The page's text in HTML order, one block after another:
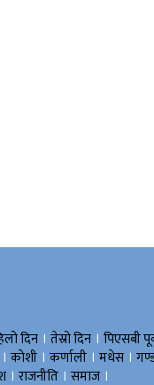
दिन । तेस्रो दिन । पिएसबी
। काेशी । कर्णाली । मधेस ।
। राजनीति । समाज ।